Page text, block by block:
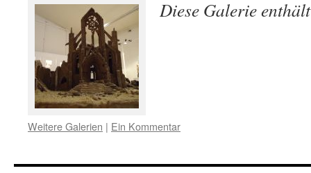
Diese Galerie
Weitere Galerien | Ein Kommentar